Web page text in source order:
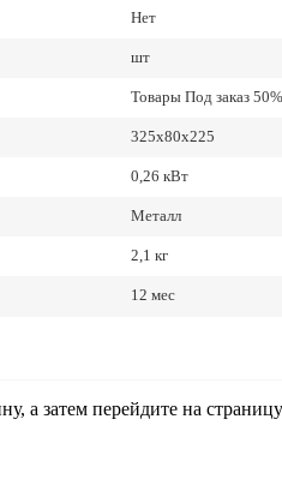
Нет
шт
Товары Под заказ
325х80х225
0,26 кВт
Металл
2,1 кг
12 мес
а затем перейдите на